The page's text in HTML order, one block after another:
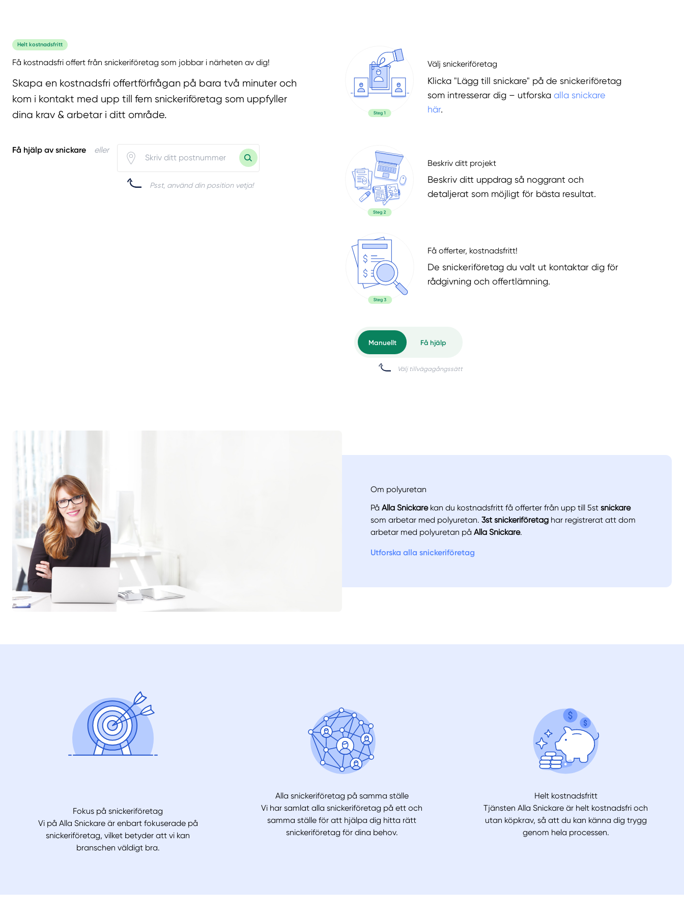
Helt kostnadsfritt
Få kostnadsfri offert från snickeriföretag som jobbar i närheten av dig!
Skapa en kostnadsfri offertförfrågan på bara två minuter och
kom i kontakt med upp till fem snickeriföretag som uppfyller
dina krav & arbetar i ditt område.
Få hjälp av snickare eller
Psst, använd din position vetja!
Välj snickeriföretag
Klicka "Lägg till snickare" på de snickeriföretag
som intresserar dig – utforska alla snickare
här.
Beskriv ditt projekt
Beskriv ditt uppdrag så noggrant och
detaljerat som möjligt för bästa resultat.
Få offerter, kostnadsfritt!
De snickeriföretag du valt ut kontaktar dig för
rådgivning och offertlämning.
Om polyuretan
På Alla Snickarekan du kostnadsfritt få offerter från upp till 5st snickare
som arbetar med polyuretan. 3st snickeriföretag har registrerat att dom
arbetar med polyuretan på Alla Snickare.
Utforska alla snickeriföretag
Fokus på snickeriföretag
Vi på Alla Snickare är enbart fokuserade på
snickeriföretag, vilket betyder att vi kan
branschen väldigt bra.
Alla snickeriföretag på samma ställe
Vi har samlat alla snickeriföretag på ett och
samma ställe för att hjälpa dig hitta rätt
snickeriföretag för dina behov.
Helt kostnadsfritt
Tjänsten Alla Snickare är helt kostnadsfri och
utan köpkrav, så att du kan känna dig trygg
genom hela processen.